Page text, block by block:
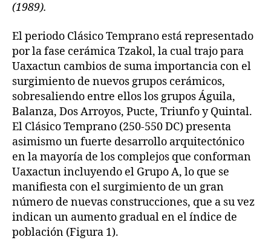
(1989).
El periodo Clásico Temprano está representado
por la fase cerámica Tzakol, la cual trajo para
Uaxactun cambios de suma importancia con el
surgimiento de nuevos grupos cerámicos,
sobresaliendo entre ellos los grupos Águila,
Balanza, Dos Arroyos, Pucte, Triunfo y Quintal.
El Clásico Temprano (250-550 DC) presenta
asimismo un fuerte desarrollo arquitectónico
en la mayoría de los complejos que conforman
Uaxactun incluyendo el Grupo A, lo que se
manifiesta con el surgimiento de un gran
número de nuevas construcciones, que a su vez
indican un aumento gradual en el índice de
población (Figura 1).